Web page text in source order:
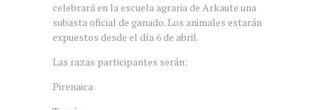
celebrará en la escuela agraria de Arkaute una
subasta oficial de ganado. Los animales estarán
expuestos desde el día 6 de abril.
Las razas participantes serán:
Pirenaica